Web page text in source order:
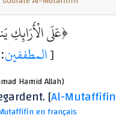
﴿عَلَى الْأَرَائِكِ
[المطففين
Hamid Allah)
[Al-Mutaffifin
en français